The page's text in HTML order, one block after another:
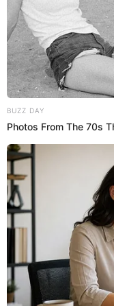
Se suma a la Villa
quien tiene 25
Badabum.
00:47
Lalo siente